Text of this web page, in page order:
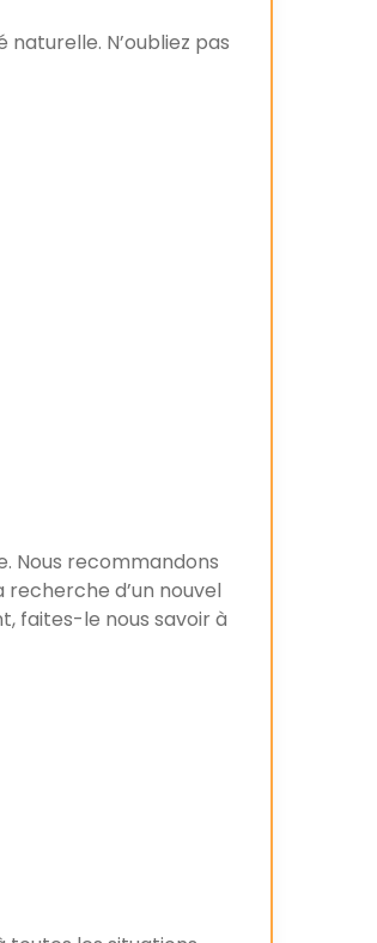
N’oubliez pas
Nous recommandons
d’un nouvel
faites-le nous savoir à